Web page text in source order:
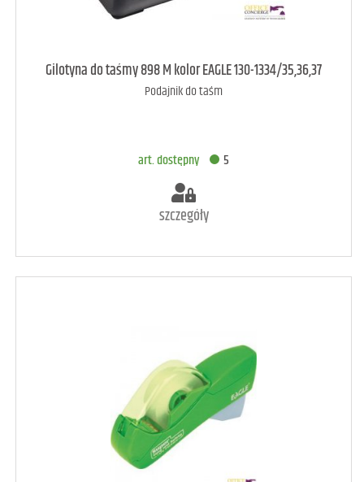
art. raczej dostępny 3
Gilotyna do taśmy 898 M kolor EAGLE 130-1334/35,36,37
Podajnik do taśm
art. dostępny 5
szczegóły